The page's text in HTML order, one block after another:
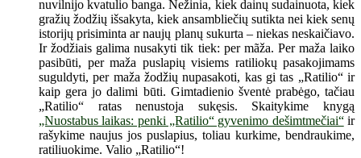
nuvilnijo kvatulio banga. Nežinia, kiek dainų sudainuota, kiek
gražių žodžių išsakyta, kiek ansambliečių sutikta nei kiek senų
istorijų prisiminta ar naujų planų sukurta – niekas neskaičiavo.
Ir žodžiais galima nusakyti tik tiek: per mãža. Per maža laiko
pasibūti, per maža puslapių visiems ratiliokų pasakojimams
suguldyti, per maža žodžių nupasakoti, kas gi tas „Ratilio“ ir
kaip gera jo dalimi būti. Gimtadienio šventė prabėgo, tačiau
„Ratilio“ ratas nenustoja sukęsis. Skaitykime knygą
„Nuostabus laikas: penki „Ratilio“ gyvenimo dešimtmečiai“ir
rašykime naujus jos puslapius, toliau kurkime, bendraukime,
ratiliuokime. Valio „Ratilio“!